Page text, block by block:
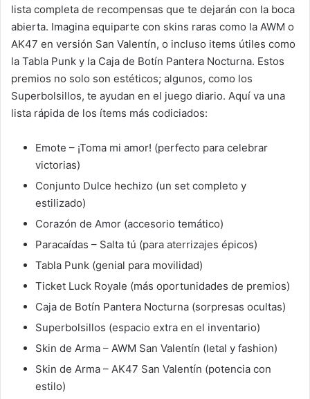
lista completa de recompensas que te dejarán con la boca
abierta. Imagina equiparte con skins raras como la AWM o
AK47 en versión San Valentín, o incluso items útiles como
la Tabla Punk y la Caja de Botín Pantera Nocturna. Estos
premios no solo son estéticos; algunos, como los
Superbolsillos, te ayudan en el juego diario. Aquí va una
lista rápida de los ítems más codiciados:
Emote – ¡Toma mi amor! (perfecto para celebrar
victorias)
Conjunto Dulce hechizo (un set completo y
estilizado)
Corazón de Amor (accesorio temático)
Paracaídas – Salta tú (para aterrizajes épicos)
Tabla Punk (genial para movilidad)
Ticket Luck Royale (más oportunidades de premios)
Caja de Botín Pantera Nocturna (sorpresas ocultas)
Superbolsillos (espacio extra en el inventario)
Skin de Arma – AWM San Valentín (letal y fashion)
Skin de Arma – AK47 San Valentín (potencia con
estilo)